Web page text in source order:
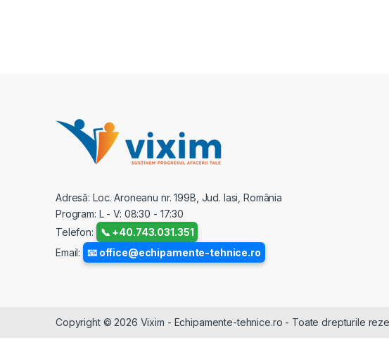
Adresă: Loc. Aroneanu nr. 199B, Jud. Iasi, România
Program: L - V: 08:30 - 17:30
Telefon:
📞 +40.743.031.351
Email:
📧 office@echipamente-tehnice.ro
Copyright © 2026 Vixim - Echipamente-tehnice.ro - Toate drepturile